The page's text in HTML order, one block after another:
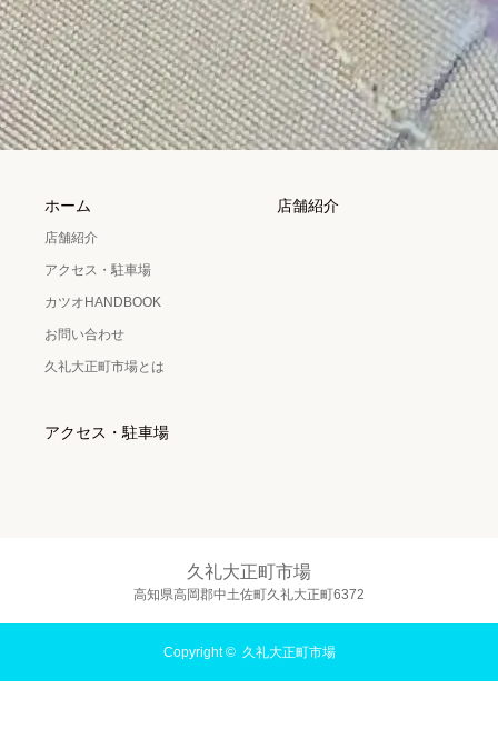
ホーム
店舗紹介
アクセス・駐車場
カツオHANDBOOK
お問い合わせ
久礼大正町市場とは
店舗紹介
アクセス・駐車場
久礼大正町市場
高知県高岡郡中土佐町久礼大正町6372
Copyright © 久礼大正町市場